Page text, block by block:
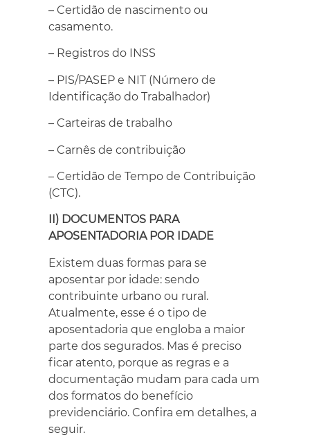
– Certidão de nascimento ou
casamento.
– Registros do INSS
– PIS/PASEP e NIT (Número de
Identificação do Trabalhador)
– Carteiras de trabalho
– Carnês de contribuição
– Certidão de Tempo de Contribuição
(CTC).
II) DOCUMENTOS PARA
APOSENTADORIA POR IDADE
Existem duas formas para se
aposentar por idade: sendo
contribuinte urbano ou rural.
Atualmente, esse é o tipo de
aposentadoria que engloba a maior
parte dos segurados. Mas é preciso
ficar atento, porque as regras e a
documentação mudam para cada um
dos formatos do benefício
previdenciário. Confira em detalhes, a
seguir.